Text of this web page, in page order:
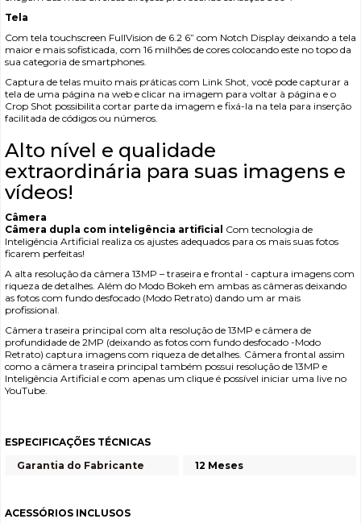
Tela
Com tela touchscreen FullVision de 6.2 6” com Notch Display deixando a tela
maior e mais sofisticada, com 16 milhões de cores colocando este no topo da
sua categoria de smartphones.
Captura de telas muito mais práticas com Link Shot, você pode capturar a
tela de uma página na web e clicar na imagem para voltar à página e o
Crop Shot possibilita cortar parte da imagem e fixá-la na tela para inserção
facilitada de códigos ou números.
Alto nível e qualidade
extraordinária para suas imagens e
vídeos!
Câmera
Câmera dupla com inteligência artificial Com tecnologia de
Inteligência Artificial realiza os ajustes adequados para os mais suas fotos
ficarem perfeitas!
A alta resolução da câmera 13MP – traseira e frontal - captura imagens com
riqueza de detalhes. Além do Modo Bokeh em ambas as câmeras deixando
as fotos com fundo desfocado (Modo Retrato) dando um ar mais
profissional.
Câmera traseira principal com alta resolução de 13MP e câmera de
profundidade de 2MP (deixando as fotos com fundo desfocado -Modo
Retrato) captura imagens com riqueza de detalhes. Câmera frontal assim
como a câmera traseira principal também possui resolução de 13MP e
Inteligência Artificial e com apenas um clique é possível iniciar uma live no
YouTube.
ESPECIFICAÇÕES TÉCNICAS
Garantia do Fabricante
12 Meses
ACESSÓRIOS INCLUSOS